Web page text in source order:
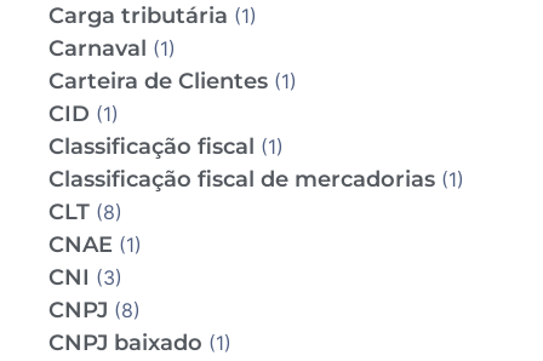
Carga tributária (1)
Carnaval (1)
Carteira de Clientes (1)
CID (1)
Classificação fiscal (1)
Classificação fiscal de mercadorias (1)
CLT (8)
CNAE (1)
CNI (3)
CNPJ (8)
CNPJ baixado (1)